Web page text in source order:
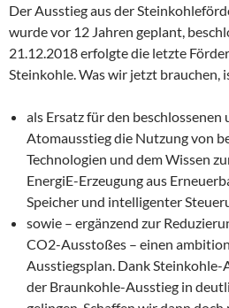
Der Ausstieg aus der
wurde vor 12 Jahren geplant,
21.12.2018 erfolgte die letzte
Steinkohle. Was wir jetzt brauchen,
als Ersatz für den
Atomausstieg die Nutzung von
Technologien und dem Wissen
EnergiE-Erzeugung aus
Speicher und intelligenter
sowie – ergänzend zur
CO2-Ausstoßes – einen
Ausstiegsplan. Dank
der Braunkohle-Ausstieg in